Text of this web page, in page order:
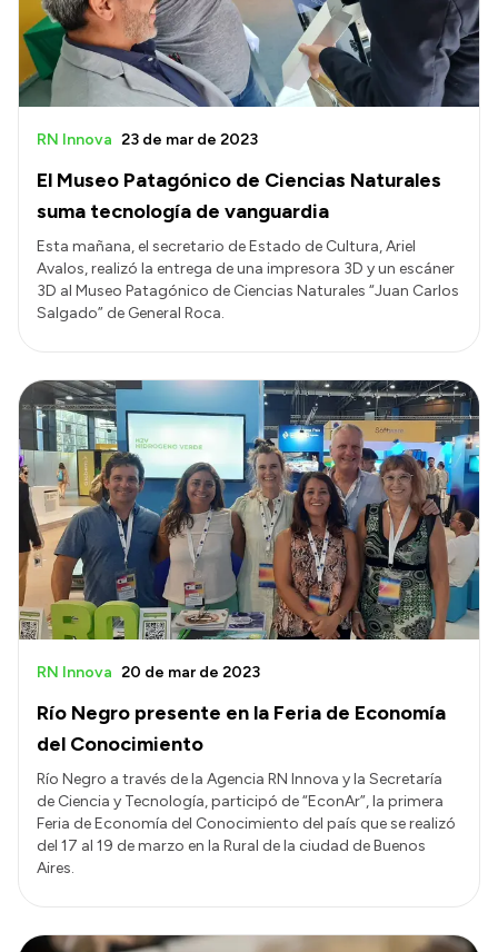
El Museo Patagónico de Ciencias Naturales
suma tecnología de vanguardia
RN Innova 23 de mar de 2023
Esta mañana, el secretario de Estado de Cultura, Ariel
Avalos, realizó la entrega de una impresora 3D y un escáner
3D al Museo Patagónico de Ciencias Naturales “Juan Carlos
Salgado” de General Roca.
Río Negro presente en la Feria de Economía
del Conocimiento
RN Innova 20 de mar de 2023
Río Negro a través de la Agencia RN Innova y la Secretaría
de Ciencia y Tecnología, participó de “EconAr”, la primera
Feria de Economía del Conocimiento del país que se realizó
del 17 al 19 de marzo en la Rural de la ciudad de Buenos
Aires.